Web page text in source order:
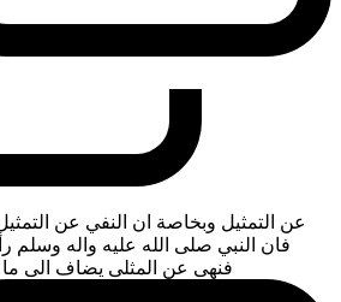
عن التمثيل وبخاصة ان النفي عن
فان النبي صلى الله عليه واله وسلم
فنهى عن المثلى يضاف الى ما